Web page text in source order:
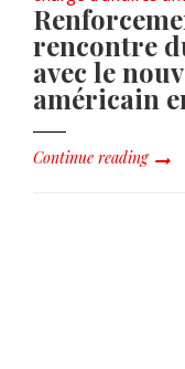
rencontre
avec le
américain
Continue reading